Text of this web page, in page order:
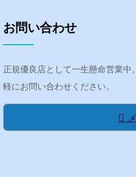
お問い合わせ
正規優良店として一生懸命営業
軽にお問い合わせください。